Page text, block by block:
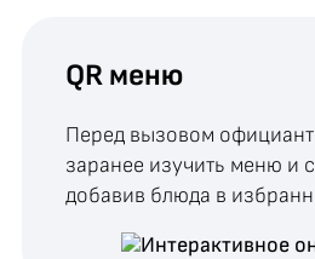
QR меню
Перед вызовом
заранее изучить меню и
добавив блюда в